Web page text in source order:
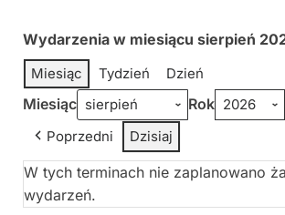
Wydarzenia w miesiącu sierpień
Miesiąc Tydzień Dzień
Miesiąc Rok
Poprzedni Dzisiaj
W tych terminach nie zaplanowano
wydarzeń.